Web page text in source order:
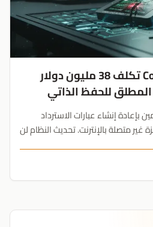
ثغرة محفظة Coldcard تكلف 38 مليون دولار
للحفظ الذاتي
إنشاء عبارات الاسترداد
أجهزة غير متصلة بالإنترنت. تحديث النظام لن